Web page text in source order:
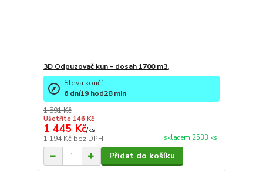
3D Odpuzovač kun - dosah 1700 m3.
1 591 Kč
Ušetříte 146 Kč
1 445 Kč/ks
1 194 Kč bez DPH skladem 2533 ks
Sleva končí:
6 dní19 hod28min
Přidat do košíku